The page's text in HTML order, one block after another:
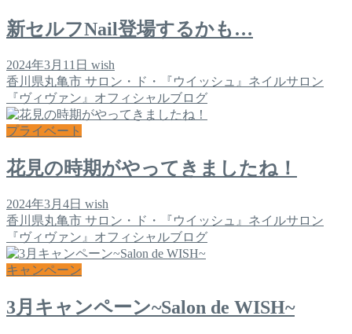
新セルフNail登場するかも…
2024年3月11日 wish
香川県丸亀市 サロン・ド・『ウイッシュ』ネイルサロン
『ヴィヴァン』オフィシャルブログ
プライベート
花見の時期がやってきましたね！
2024年3月4日 wish
香川県丸亀市 サロン・ド・『ウイッシュ』ネイルサロン
『ヴィヴァン』オフィシャルブログ
キャンペーン
3月キャンペーン~Salon de WISH~